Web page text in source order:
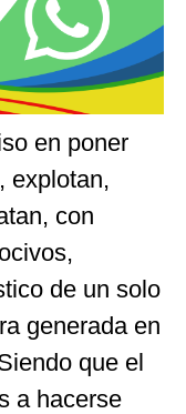
en poner
explotan,
con
de un solo
generada en
que el
a hacerse